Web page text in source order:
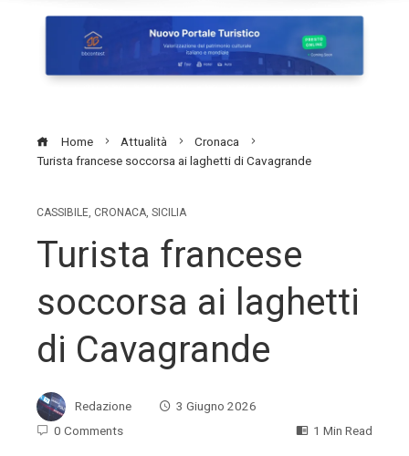
Home Attualità
Cronaca
Turista francese soccorsa ai laghetti di Cavagrande
CASSIBILE, CRONACA, SICILIA
Turista francese
soccorsa ai laghetti
di Cavagrande
Redazione
3 Giugno 2026
0 Comments
1 Min Read